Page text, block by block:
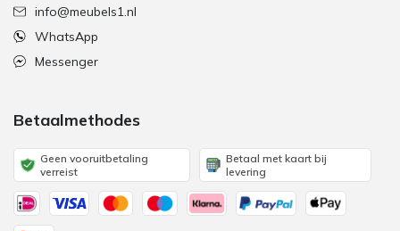
info@meubels1.nl
WhatsApp
Messenger
Betaalmethodes
Geen vooruitbetaling
verreist
Betaal met kaart bij
levering